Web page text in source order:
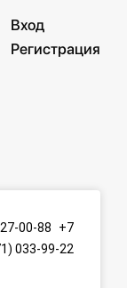
Вход
Регистрация
00-88
+7
033-99-22